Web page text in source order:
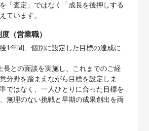
「査定」ではなく「成長を後押しする
ています。
（営業職）
1年間、個別に設定した目標の達成に
長との面談を実施し、これまでのご経
分野を踏まえながら目標を設定しま
ではなく、一人ひとりに合った目標を
無理のない挑戦と早期の成果創出を両